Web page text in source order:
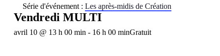
Série d'événement : Les après-midis de Création
Vendredi MULTI
avril 10 @ 13 h 00 min - 16 h 00 minGratuit